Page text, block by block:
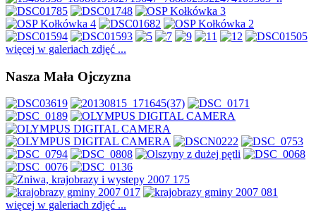
więcej w galeriach zdjęć ...
Nasza Mała Ojczyzna
więcej w galeriach zdjęć ...